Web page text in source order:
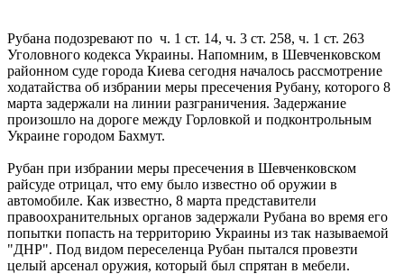
Рубана подозревают по ч. 1 ст. 14, ч. 3 ст. 258, ч. 1 ст. 263
Уголовного кодекса Украины. Напомним, в Шевченковском
районном суде города Киева сегодня началось рассмотрение
ходатайства об избрании меры пресечения Рубану, которого 8
марта задержали на линии разграничения. Задержание
произошло на дороге между Горловкой и подконтрольным
Украине городом Бахмут.
Рубан при избрании меры пресечения в Шевченковском
райсуде отрицал, что ему было известно об оружии в
автомобиле. Как известно, 8 марта представители
правоохранительных органов задержали Рубана во время его
попытки попасть на территорию Украины из так называемой
"ДНР". Под видом переселенца Рубан пытался провезти
целый арсенал оружия, который был спрятан в мебели.